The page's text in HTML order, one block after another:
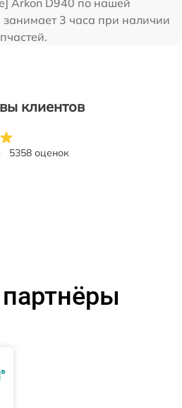
Arkon D940 по нашей
занимает 3 часа при наличии
клиентов
5358 оценок